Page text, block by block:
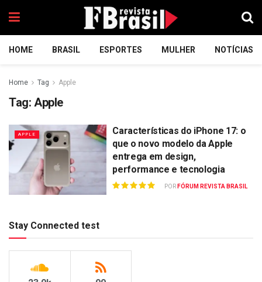
HOME BRASIL ESPORTES MULHER NOTÍCIAS
Home Tag Apple
Tag: Apple
APPLE
Características do iPhone 17: o
que o novo modelo da Apple
entrega em design,
performance e tecnologia
POR FÓRUM REVISTA BRASIL
Stay Connected test